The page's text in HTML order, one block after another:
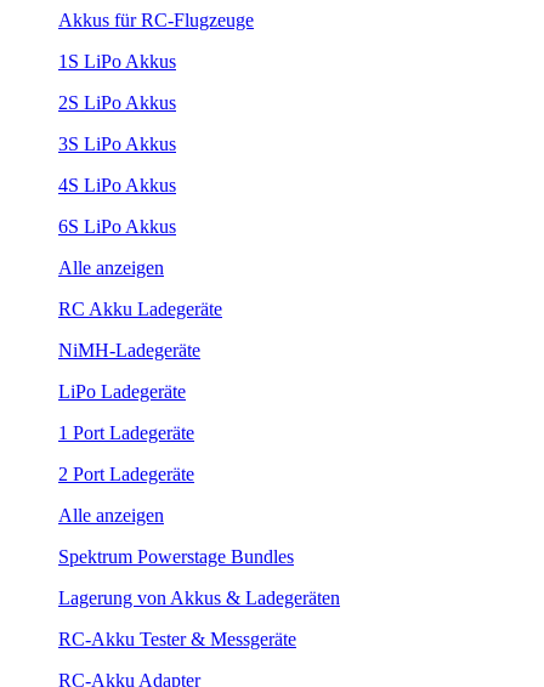
Akkus für RC-Flugzeuge
1S LiPo Akkus
2S LiPo Akkus
3S LiPo Akkus
4S LiPo Akkus
6S LiPo Akkus
Alle anzeigen
RC Akku Ladegeräte
NiMH-Ladegeräte
LiPo Ladegeräte
1 Port Ladegeräte
2 Port Ladegeräte
Alle anzeigen
Spektrum Powerstage Bundles
Lagerung von Akkus & Ladegeräten
RC-Akku Tester & Messgeräte
RC-Akku Adapter